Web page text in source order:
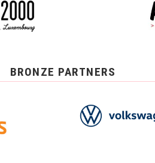
BRONZE PARTNERS